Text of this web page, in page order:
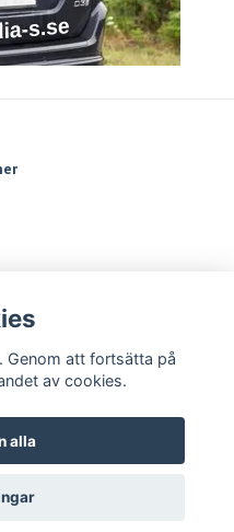
Genom att fortsätta på
av cookies.
alla